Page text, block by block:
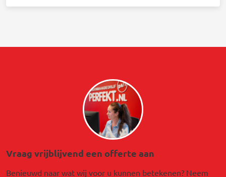
Afbeelding
Vraag vrijblijvend een offerte aan
Benieuwd naar wat wij voor u kunnen betekenen? Neem